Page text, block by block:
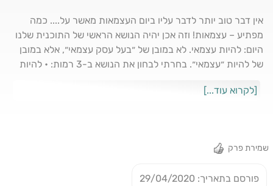
אין דבר טוב יותר לדבר עליו ביום העצמאות מאשר על.... כמה
מפתיע – עצמאות! וזה אכן יהיה הנושא הראשי של התוכנית שלנו
היום: להיות עצמאי. לא במובן של ״בעל עסק עצמאי״, אלא במובן
של להיות ״עצמאי״. בחרתי לבחון את הנושא ב-3 רמות: • להיות
[לקרוא עוד...]
שמירת פרק
פורסם בתאריך: 29/04/2020